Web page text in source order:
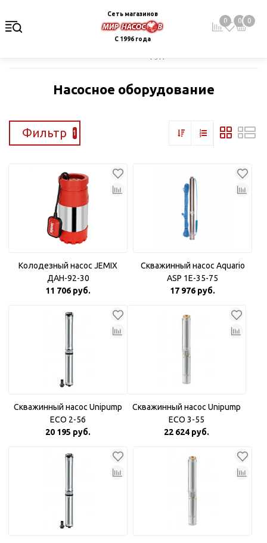
Сеть магазинов
С 1996 года
0 0 0
Насосное оборудование
Фильтр 1
Колодезный насос JEMIX
ДАН-92-30
11 706 руб.
Скважинный насос Aquario
ASP 1E-35-75
17 976 руб.
Скважинный насос Unipump
ECO 2-56
20 195 руб.
Скважинный насос Unipump
ECO 3-55
22 624 руб.